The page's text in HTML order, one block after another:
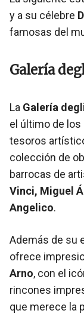
y a su célebre
famosas del
Galería
La Galería
el último de los
tesoros
colección de
barrocas de
Vinci, Miguel
Angelico.
Además de su
ofrece
Arno, con el
rincones
que merece la